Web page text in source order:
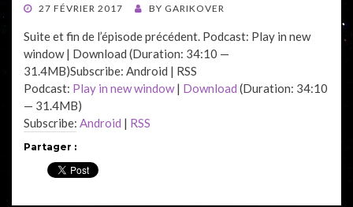
POSTED
27 FÉVRIER 2017 BY GARIKOVER
Suite et fin de l’épisode précédent. Podcast: Play in new
window | Download (Duration: 34:10 —
31.4MB)Subscribe: Android | RSS
Podcast: Play in new window| Download (Duration: 34:10
— 31.4MB)
Subscribe: Android | RSS
Partager :